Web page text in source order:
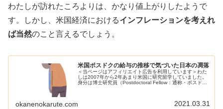
わたしが訪れたころよりは、かなり値上がりしたようで
す。しかし、米国経済におけるインフレーションを考えれ
ば当然のこと言えるでしょう。
米国ポスドクの給与の推移で気づいた日本の凋落
＜当ページはアフィリエイト広告を利用しています＞わた
しは2007年から2年あまり米国に研究留学していました。
身分は博士研究員（Postdoctoral Fellow：通称・ポスド
okanenokarute.com 2021.03.31